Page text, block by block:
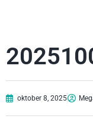
oktober 8, 2025